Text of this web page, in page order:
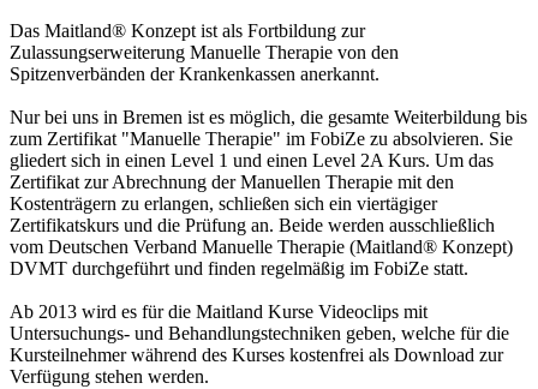
Das Maitland® Konzept ist als Fortbildung zur
Zulassungserweiterung Manuelle Therapie von den
Spitzenverbänden der Krankenkassen anerkannt.
Nur bei uns in Bremen ist es möglich, die gesamte Weiterbildung bis
zum Zertifikat "Manuelle Therapie" im FobiZe zu absolvieren. Sie
gliedert sich in einen Level 1 und einen Level 2A Kurs. Um das
Zertifikat zur Abrechnung der Manuellen Therapie mit den
Kostenträgern zu erlangen, schließen sich ein viertägiger
Zertifikatskurs und die Prüfung an. Beide werden ausschließlich
vom Deutschen Verband Manuelle Therapie (Maitland® Konzept)
DVMT durchgeführt und finden regelmäßig im FobiZe statt.
Ab 2013 wird es für die Maitland Kurse Videoclips mit
Untersuchungs- und Behandlungstechniken geben, welche für die
Kursteilnehmer während des Kurses kostenfrei als Download zur
Verfügung stehen werden.